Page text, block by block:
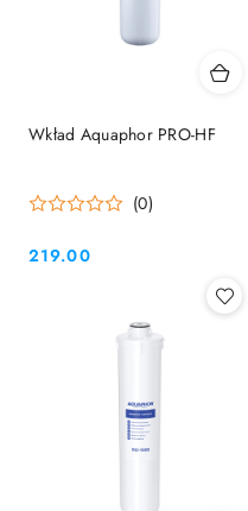
Wkład Aquaphor PRO-HF
(0)
Cena:
219.00